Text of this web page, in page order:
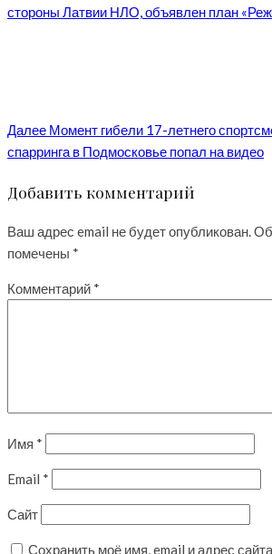
стороны Латвии НЛО, объявлен план
Далее Момент гибели 17-летнего
спарринга в Подмосковье попал на видео
Добавить комментарий
Ваш адрес email не будет опубликован.
помечены *
Комментарий *
Имя *
Email *
Сайт
Сохранить моё имя, email и адрес